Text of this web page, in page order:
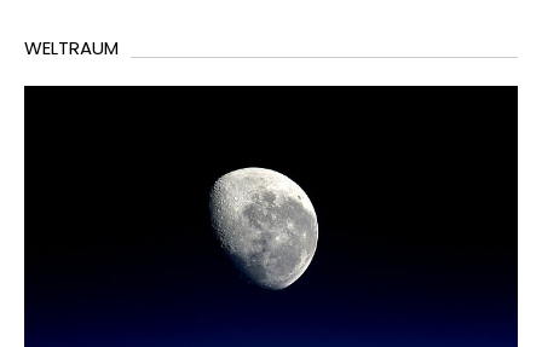
WELTRAUM